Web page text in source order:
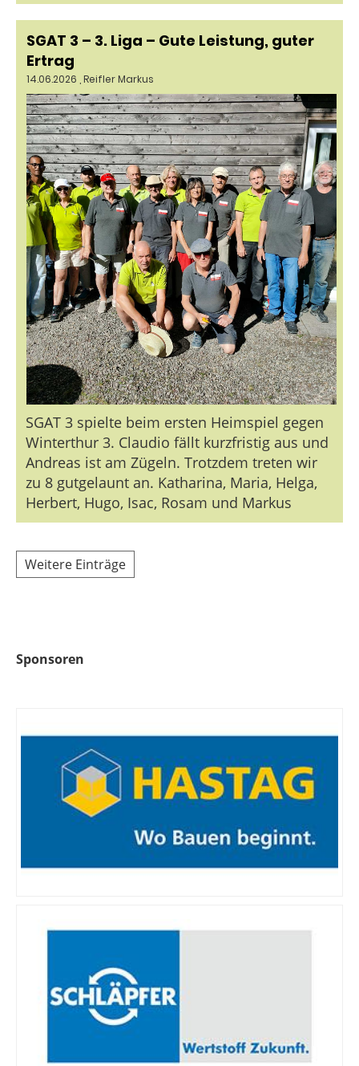
SGAT 3 – 3. Liga – Gute Leistung, guter
Ertrag
14.06.2026 , Reifler Markus
SGAT 3 spielte beim ersten Heimspiel gegen
Winterthur 3. Claudio fällt kurzfristig aus und
Andreas ist am Zügeln. Trotzdem treten wir
zu 8 gutgelaunt an. Katharina, Maria, Helga,
Herbert, Hugo, Isac, Rosam und Markus
Weitere Einträge
Sponsoren